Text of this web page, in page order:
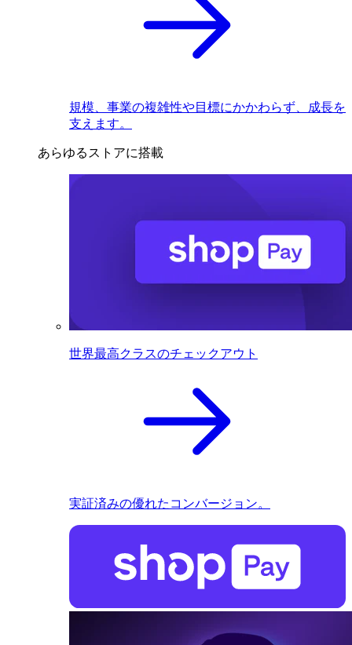
規模、事業の複雑性や目標にかかわらず、成長を
支えます。
あらゆるストアに搭載
世界最高クラスのチェックアウト
実証済みの優れたコンバージョン。